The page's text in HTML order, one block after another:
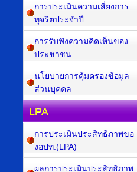
การประเมินความเสี่ยงการ
ทุจริตประจำปี
การรับฟังความคิดเห็นของ
ประชาชน
นโยบายการคุ้มครองข้อมูล
ส่วนบุคคล
LPA
การประเมินประสิทธิภาพขอ
งอปท.(LPA)
ผลการประเมินประสิทธิภาพ